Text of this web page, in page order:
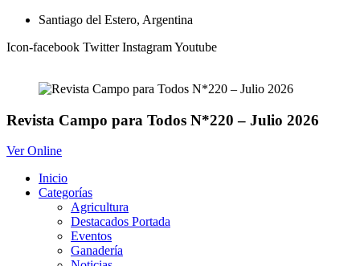
contenido
Santiago del Estero, Argentina
Icon-facebook Twitter InstagramYoutube
Revista Campo para Todos N*220 – Julio 2026
Ver Online
Inicio
Categorías
Agricultura
Destacados Portada
Eventos
Ganadería